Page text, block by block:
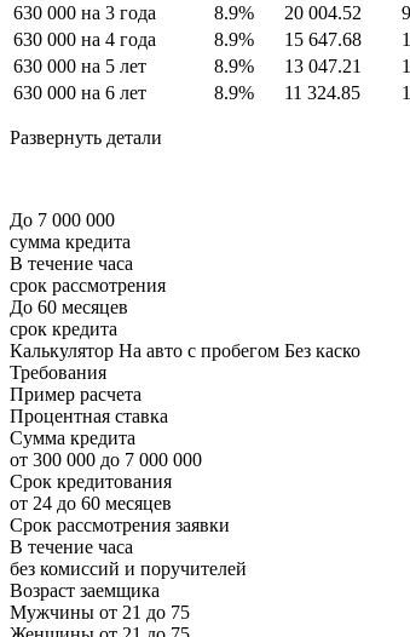
630 000 на 3 года
8.9% 20 004.52
630 000 на 4 года
8.9% 15 647.68
630 000 на 5 лет
8.9% 13 047.21
630 000 на 6 лет
8.9% 11 324.85
Развернуть детали
До 7 000 000
сумма кредита
В течение часа
срок рассмотрения
До 60 месяцев
срок кредита
Калькулятор На авто с пробегом Без каско
Требования
Пример расчета
Процентная ставка
Сумма кредита
от 300 000 до 7 000 000
Срок кредитования
от 24 до 60 месяцев
Срок рассмотрения заявки
В течение часа
без комиссий и поручителей
Возраст заемщика
Мужчины от 21 до 75